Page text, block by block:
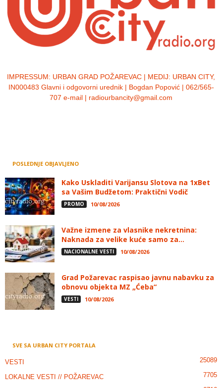
IMPRESSUM: URBAN GRAD POŽAREVAC | MEDIJ: URBAN CITY,
IN000483 Glavni i odgovorni urednik | Bogdan Popović | 062/565-
707 e-mail | radiourbancity@gmail.com
POSLEDNJE OBJAVLJENO
Kako Uskladiti Varijansu Slotova na 1xBet
sa Vašim Budžetom: Praktični Vodič
PROMO 10/08/2026
Važne izmene za vlasnike nekretnina:
Naknada za velike kuće samo za...
NACIONALNE VESTI 10/08/2026
Grad Požarevac raspisao javnu nabavku za
obnovu objekta MZ „Ćeba“
VESTI 10/08/2026
SVE SA URBAN CITY PORTALA
VESTI 25089
LOKALNE VESTI // POŽAREVAC
7705